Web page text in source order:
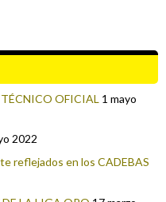
OFICIAL 1 mayo
2022
reflejados en los CADEBAS